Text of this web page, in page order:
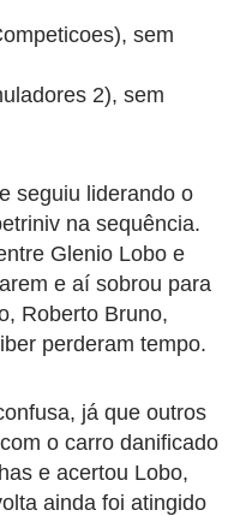
sem
2), sem
seguiu liderando o
na sequência.
Glenio Lobo e
e aí sobrou para
Roberto Bruno,
perderam tempo.
já que outros
o carro danificado
e acertou Lobo,
ainda foi atingido